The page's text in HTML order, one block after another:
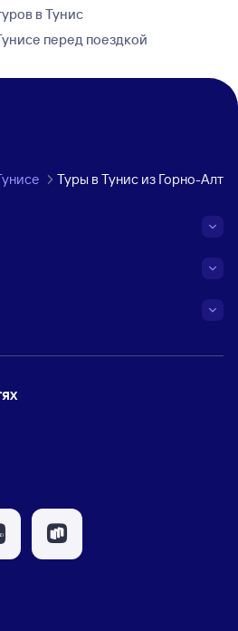
в Тунис
перед поездкой
Туры в Тунис из Горно-